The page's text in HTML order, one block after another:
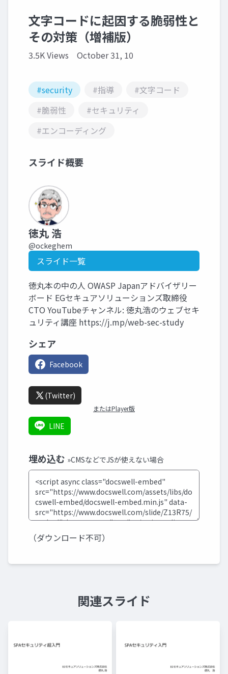
文字コードに起因する脆弱性と
その対策（増補版）
3.5K Views October 31, 10
#security #指導
#文字コード
#脆弱性
#セキュリティ
#エンコーディング
スライド概要
徳丸 浩
@ockeghem
スライド一覧
徳丸本の中の人 OWASP Japanアドバイザリー
ボード EGセキュアソリューションズ取締役
CTO YouTubeチャンネル: 徳丸浩のウェブセキ
ュリティ講座 https://j.mp/web-sec-study
シェア
Facebook
(Twitter)
またはPlayer版
LINE
埋め込む »CMSなどでJSが使えない場合
（ダウンロード不可）
関連スライド